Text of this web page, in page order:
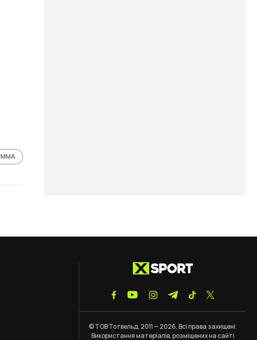
ММА
© ТОВ Тотвельд, 2011 — 2026. Всі права захищені.
Використання матеріалів, розміщених на сайті